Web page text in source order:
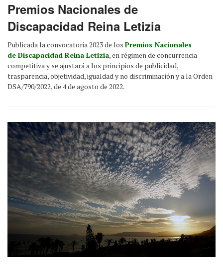
Premios Nacionales de
Discapacidad Reina Letizia
Publicada la convocatoria 2023 de los Premios Nacionales
de Discapacidad Reina Letizia, en régimen de concurrencia
competitiva y se ajustará a los principios de publicidad,
trasparencia, objetividad, igualdad y no discriminación y a la Orden
DSA/790/2022, de 4 de agosto de 2022.